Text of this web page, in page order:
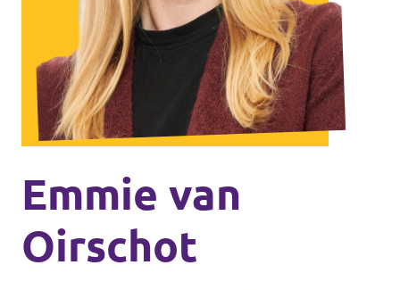
Volt Deutschland Merchandise Shop
Unsere Events
Mache bei uns mit!
Deine Spende für Volt!
Emmie van
Oirschot